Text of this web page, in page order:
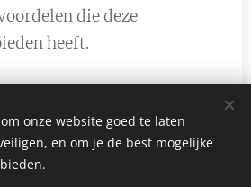
die deze
heeft.
onze website goed te laten
en om je de best mogelijke